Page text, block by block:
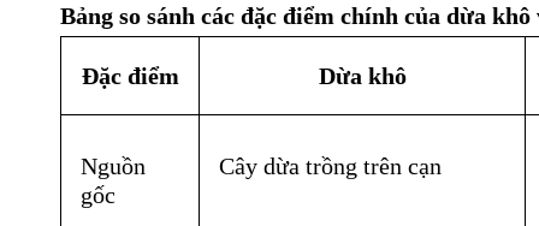
Bảng so sánh các đặc điểm chính của dừa
Đặc điểm Dừa khô
Nguồn
gốc
Cây dừa trồng trên cạn